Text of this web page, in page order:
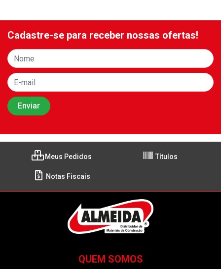
Cadastre-se para receber nossas ofertas!
Meus Pedidos Títulos
Notas Fiscais
QUEM SOMOS